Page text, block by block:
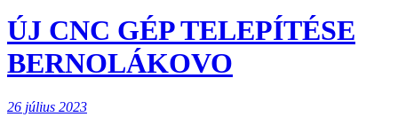
ÚJ CNC GÉP TELEPÍTÉSE
BERNOLÁKOVO
26 július 2023